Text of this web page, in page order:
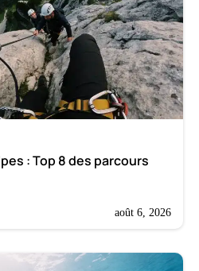
: Top 8 des parcours
août 6, 2026